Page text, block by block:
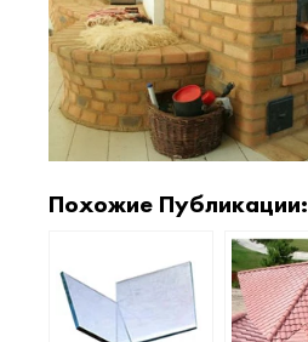
Похожие Публикации: